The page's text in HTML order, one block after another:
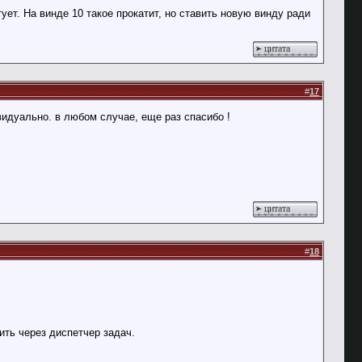
На винде 10 такое прокатит, но ставить новую винду ради
цитата
#17
в любом случае, еще раз спасибо !
цитата
#18
через диспетчер задач.